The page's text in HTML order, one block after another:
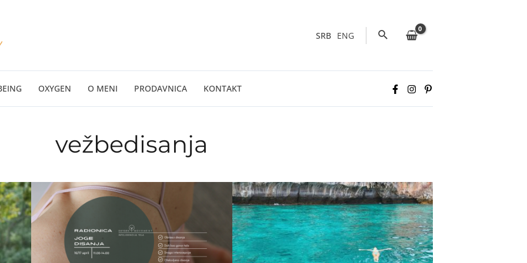
SRB ENG Pretraga
OXYGEN O MENI PRODAVNICA KONTAKT
vežbedisanja